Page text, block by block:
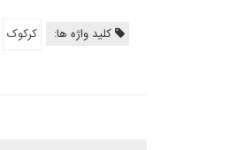
کلید واژه ها: کرکوک